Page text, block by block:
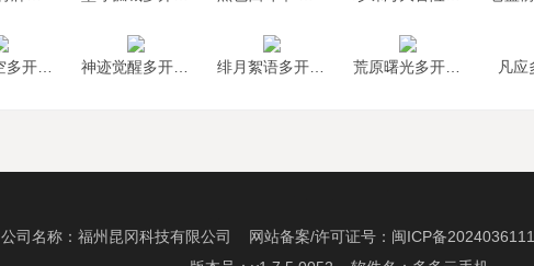
凡应
公司名称：福州昆冈科技有限公司 网站备案/许可证号： 闽ICP备